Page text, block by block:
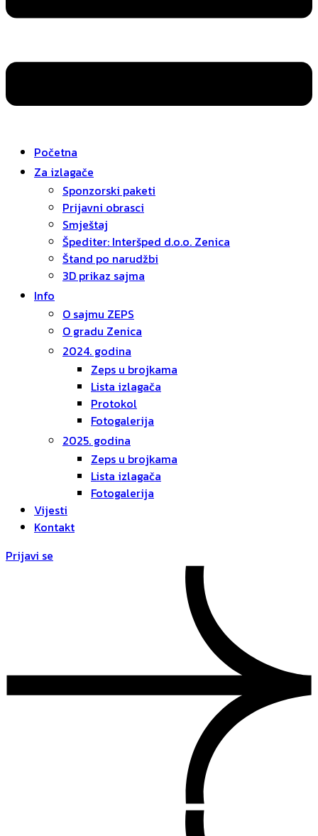
Početna
Za izlagače
Sponzorski paketi
Prijavni obrasci
Smještaj
Špediter: Interšped d.o.o. Zenica
Štand po narudžbi
3D prikaz sajma
Info
O sajmu ZEPS
O gradu Zenica
2024. godina
Zeps u brojkama
Lista izlagača
Protokol
Fotogalerija
2025. godina
Zeps u brojkama
Lista izlagača
Fotogalerija
Vijesti
Kontakt
Prijavi se